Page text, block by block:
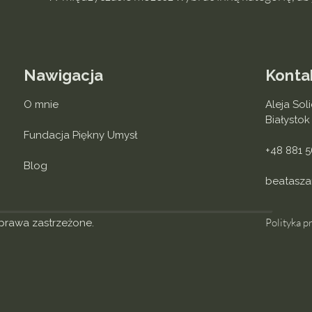
O mnie
Fundacja Piękny Umysł
Blog
Nawigacja
zastrzeżone.
Aleja
Białystok
+48 881
Polityka